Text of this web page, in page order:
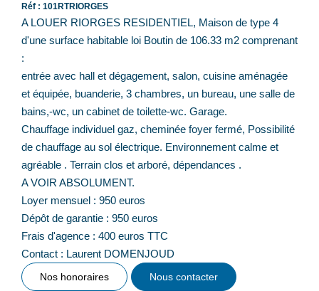
Réf : 101RTRIORGES
A LOUER RIORGES RESIDENTIEL, Maison de type 4
d'une surface habitable loi Boutin de 106.33 m2 comprenant
:
entrée avec hall et dégagement, salon, cuisine aménagée
et équipée, buanderie, 3 chambres, un bureau, une salle de
bains,-wc, un cabinet de toilette-wc. Garage.
Chauffage individuel gaz, cheminée foyer fermé, Possibilité
de chauffage au sol électrique. Environnement calme et
agréable . Terrain clos et arboré, dépendances .
A VOIR ABSOLUMENT.
Loyer mensuel : 950 euros
Dépôt de garantie : 950 euros
Frais d'agence : 400 euros TTC
Contact : Laurent DOMENJOUD
Nos honoraires Nous contacter